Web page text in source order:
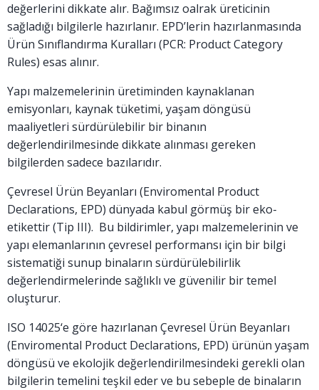
değerlerini dikkate alır. Bağımsız oalrak üreticinin
sağladığı bilgilerle hazırlanır. EPD’lerin hazırlanmasında
Ürün Sınıflandırma Kuralları (PCR: Product Category
Rules) esas alınır.
Yapı malzemelerinin üretiminden kaynaklanan
emisyonları, kaynak tüketimi, yaşam döngüsü
maaliyetleri sürdürülebilir bir binanın
değerlendirilmesinde dikkate alınması gereken
bilgilerden sadece bazılarıdır.
Çevresel Ürün Beyanları (Enviromental Product
Declarations, EPD) dünyada kabul görmüş bir eko-
etikettir (Tip III). Bu bildirimler, yapı malzemelerinin ve
yapı elemanlarının çevresel performansı için bir bilgi
sistematiği sunup binaların sürdürülebilirlik
değerlendirmelerinde sağlıklı ve güvenilir bir temel
oluşturur.
ISO 14025‘e göre hazırlanan Çevresel Ürün Beyanları
(Enviromental Product Declarations, EPD) ürünün yaşam
döngüsü ve ekolojik değerlendirilmesindeki gerekli olan
bilgilerin temelini teşkil eder ve bu sebeple de binaların